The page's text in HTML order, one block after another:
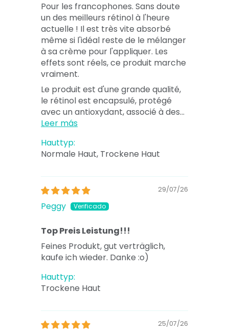
Pour les francophones. Sans doute
un des meilleurs rétinol à l'heure
actuelle ! Il est très vite absorbé
même si l'idéal reste de le mélanger
à sa crème pour l'appliquer. Les
effets sont réels, ce produit marche
vraiment.
Le produit est d'une grande qualité,
le rétinol est encapsulé, protégé
avec un antioxydant, associé à des...
Leer más
Hauttyp:
Normale Haut, Trockene Haut
29/07/26
Peggy
Top Preis Leistung!!!
Feines Produkt, gut verträglich,
kaufe ich wieder. Danke :o)
Hauttyp:
Trockene Haut
25/07/26